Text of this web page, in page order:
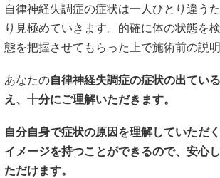
自律神経失調症の症状は一人ひとり違う
り見極めていきます。的確に体の状態を
態を把握させてもらった上で施術前の説明
あなたの自律神経失調症の症状の出てい
え、十分にご理解いただきます。
自分自身で症状の原因を理解していただ
イメージを持つことができるので、安心
ただけます。